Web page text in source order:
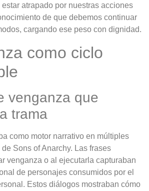
atrapado por nuestras acciones
de que debemos continuar
cargando ese peso con dignidad.
como ciclo
venganza que
trama
como motor narrativo en múltiples
Sons of Anarchy. Las frases
venganza o al ejecutarla capturaban
de personajes consumidos por el
Estos diálogos mostraban cómo